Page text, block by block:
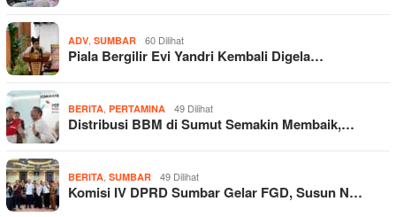
ADV SUMBAR 60 Dilihat
Piala Bergilir Evi Yandri Kembali Digela…
BERITA PERTAMINA 49 Dilihat
Distribusi BBM di Sumut Semakin Membaik,…
BERITA SUMBAR 49 Dilihat
Komisi IV DPRD Sumbar Gelar FGD, Susun N…